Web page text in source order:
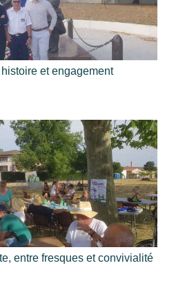
et engagement
entre fresques et convivialité